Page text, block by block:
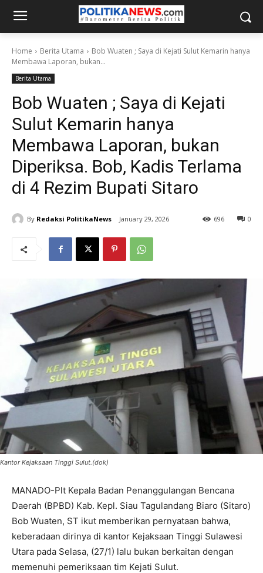
Home Berita Utama
Bob Wuaten ; Saya di Kejati Sulut Kemarin hanya
Membawa Laporan, bukan...
Berita Utama
Bob Wuaten ; Saya di Kejati
Sulut Kemarin hanya
Membawa Laporan, bukan
Diperiksa. Bob, Kadis Terlama
di 4 Rezim Bupati Sitaro
By Redaksi PolitikaNews January 29, 2026 0
696
Kantor Kejaksaan Tinggi Sulut.(dok)
MANADO-Plt Kepala Badan Penanggulangan Bencana
Daerah (BPBD) Kab. Kepl. Siau Tagulandang Biaro (Sitaro)
Bob Wuaten, ST ikut memberikan pernyataan bahwa,
keberadaan dirinya di kantor Kejaksaan Tinggi Sulawesi
Utara pada Selasa, (27/1) lalu bukan berkaitan dengan
memenuhi pemeriksaan tim Kejati Sulut.